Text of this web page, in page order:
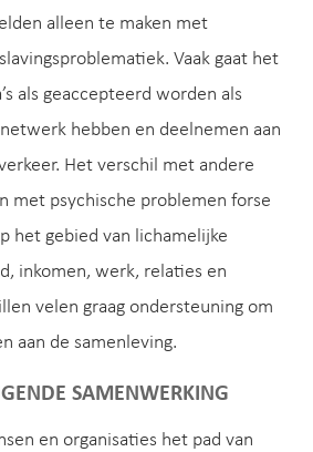
alleen te maken met
Vaak gaat het
als geaccepteerd worden als
hebben en deelnemen aan
Het verschil met andere
met psychische problemen forse
het gebied van lichamelijke
inkomen, werk, relaties en
velen graag ondersteuning om
aan de samenleving.
SAMENWERKING
en organisaties het pad van